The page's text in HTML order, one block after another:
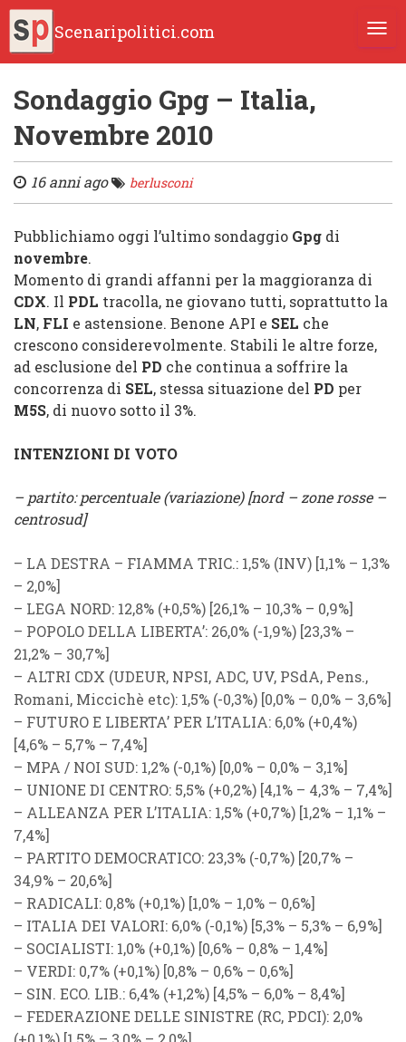
Scenaripolitici.com
Sondaggio Gpg – Italia,
Novembre 2010
16 anni ago berlusconi
Pubblichiamo oggi l’ultimo sondaggio Gpg di
novembre.
Momento di grandi affanni per la maggioranza di
CDX. Il PDL tracolla, ne giovano tutti, soprattutto la
LN, FLI e astensione. Benone API e SEL che
crescono considerevolmente. Stabili le altre forze,
ad esclusione del PD che continua a soffrire la
concorrenza di SEL, stessa situazione del PD per
M5S, di nuovo sotto il 3%.
INTENZIONI DI VOTO
– partito: percentuale (variazione) [nord – zone rosse –
centrosud]
– LA DESTRA – FIAMMA TRIC.: 1,5% (INV) [1,1% – 1,3%
– 2,0%]
– LEGA NORD: 12,8% (+0,5%) [26,1% – 10,3% – 0,9%]
– POPOLO DELLA LIBERTA’: 26,0% (-1,9%) [23,3% –
21,2% – 30,7%]
– ALTRI CDX (UDEUR, NPSI, ADC, UV, PSdA, Pens.,
Romani, Miccichè etc): 1,5% (-0,3%) [0,0% – 0,0% – 3,6%]
– FUTURO E LIBERTA’ PER L’ITALIA: 6,0% (+0,4%)
[4,6% – 5,7% – 7,4%]
– MPA / NOI SUD: 1,2% (-0,1%) [0,0% – 0,0% – 3,1%]
– UNIONE DI CENTRO: 5,5% (+0,2%) [4,1% – 4,3% – 7,4%]
– ALLEANZA PER L’ITALIA: 1,5% (+0,7%) [1,2% – 1,1% –
7,4%]
– PARTITO DEMOCRATICO: 23,3% (-0,7%) [20,7% –
34,9% – 20,6%]
– RADICALI: 0,8% (+0,1%) [1,0% – 1,0% – 0,6%]
– ITALIA DEI VALORI: 6,0% (-0,1%) [5,3% – 5,3% – 6,9%]
– SOCIALISTI: 1,0% (+0,1%) [0,6% – 0,8% – 1,4%]
– VERDI: 0,7% (+0,1%) [0,8% – 0,6% – 0,6%]
– SIN. ECO. LIB.: 6,4% (+1,2%) [4,5% – 6,0% – 8,4%]
– FEDERAZIONE DELLE SINISTRE (RC, PDCI): 2,0%